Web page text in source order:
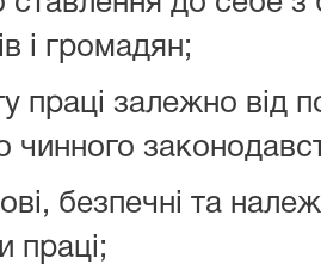
і громадян;
праці залежно від
чинного
безпечні та
праці;